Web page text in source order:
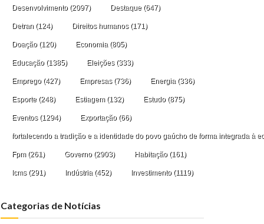
Desenvolvimento(2097) Destaque (647)
Detran (124) Direitos humanos(171)
Doação(120) Economia (805)
Educação(1385) Eleições(333)
Emprego(427) Empresas(736) Energia (336)
Esporte (248) Estiagem(132) Estudo(875)
Eventos(1294) Exportação(66)
fortalecendo a tradição e a identidade do povo gaúcho de forma integrada à
Fpm(261) Governo(2903) Habitação(161)
Icms(291) Indústria (452) Investimento(1119)
Categorias de Notícias